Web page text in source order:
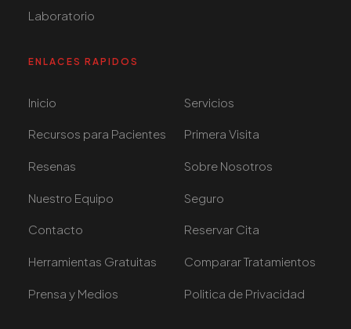
Laboratorio
ENLACES RAPIDOS
Inicio Servicios
Recursos para Pacientes Primera Visita
Resenas Sobre Nosotros
Nuestro Equipo Seguro
Contacto Reservar Cita
Herramientas Gratuitas Comparar Tratamientos
Prensa y Medios Politica de Privacidad